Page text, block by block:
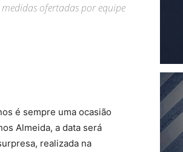
ofertadas por equipe
é sempre uma ocasião
Almeida, a data será
realizada na